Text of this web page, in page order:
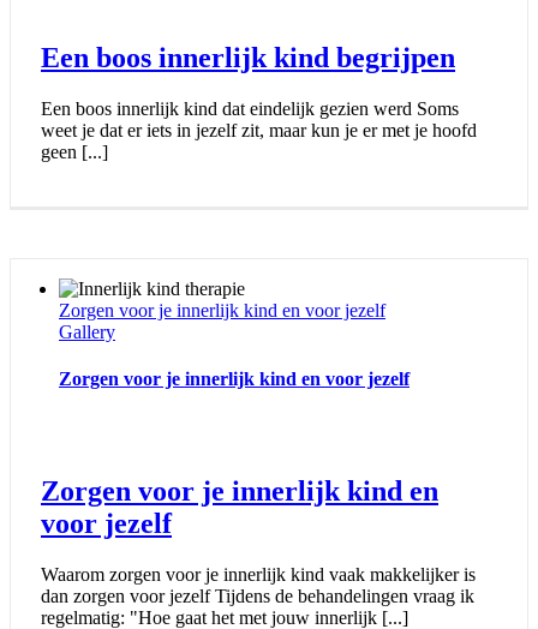
Een boos innerlijk kind begrijpen
Een boos innerlijk kind dat eindelijk gezien werd Soms
weet je dat er iets in jezelf zit, maar kun je er met je hoofd
geen [...]
Zorgen voor je innerlijk kind en voor jezelf
Gallery
Zorgen voor je innerlijk kind en voor jezelf
Zorgen voor je innerlijk kind en
voor jezelf
Waarom zorgen voor je innerlijk kind vaak makkelijker is
dan zorgen voor jezelf Tijdens de behandelingen vraag ik
regelmatig: "Hoe gaat het met jouw innerlijk [...]